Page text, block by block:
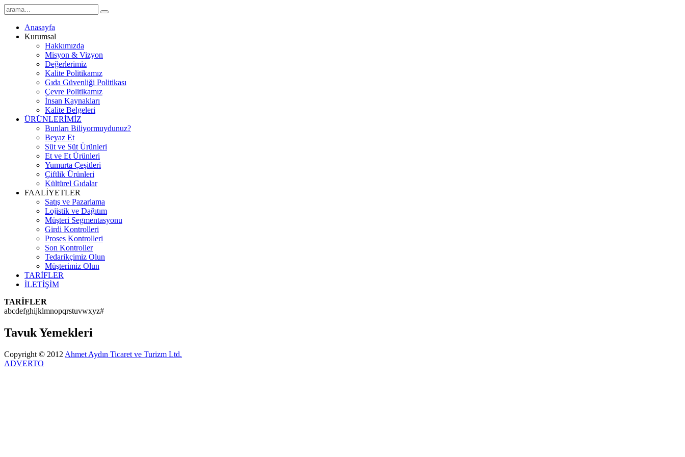
Anasayfa
Kurumsal
Hakkımızda
Misyon & Vizyon
Değerlerimiz
Kalite Politikamız
Gıda Güvenliği Politikası
Çevre Politikamız
İnsan Kaynakları
Kalite Belgeleri
ÜRÜNLERİMİZ
Bunları Biliyormuydunuz?
Beyaz Et
Süt ve Süt Ürünleri
Et ve Et Ürünleri
Yumurta Çeşitleri
Çiftlik Ürünleri
Kültürel Gıdalar
FAALİYETLER
Satış ve Pazarlama
Lojistik ve Dağıtım
Müşteri Segmentasyonu
Girdi Kontrolleri
Proses Kontrolleri
Son Kontroller
Tedarikçimiz Olun
Müşterimiz Olun
TARİFLER
İLETİŞİM
TARİFLER
abcdefghijklmnopqrstuvwxyz#
Tavuk Yemekleri
Copyright © 2012 Ahmet Aydın Ticaret ve Turizm Ltd.
ADVERTO